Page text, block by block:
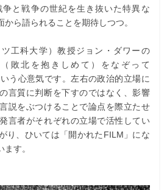
と戦争の世紀を生き抜いた特異な
から語られることを期待しつつ。
工科大学）教授ジョン・ダワーの
（敗北を抱きしめて）をなぞって
う心意気です。左右の政治的立場に
言質に判断を下すのではなく、影響
説をぶつけることで論点を際立たせ
言者がそれぞれの立場で活性してい
り、ひいては「開かれたFILM」にな
す。